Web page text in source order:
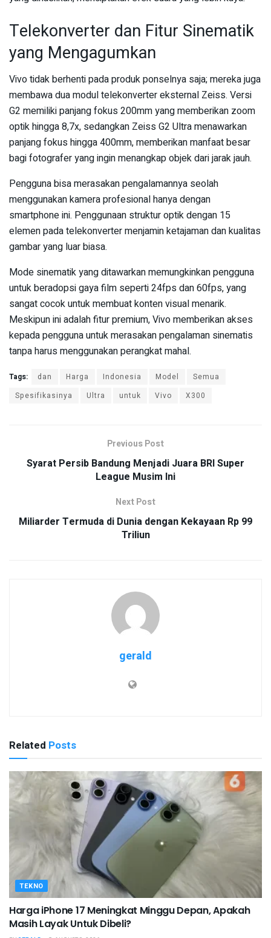
Telekonverter dan Fitur Sinematik
yang Mengagumkan
Vivo tidak berhenti pada produk ponselnya saja; mereka juga
membawa dua modul telekonverter eksternal Zeiss. Versi
G2 memiliki panjang fokus 200mm yang memberikan zoom
optik hingga 8,7x, sedangkan Zeiss G2 Ultra menawarkan
panjang fokus hingga 400mm, memberikan manfaat besar
bagi fotografer yang ingin menangkap objek dari jarak jauh.
Pengguna bisa merasakan pengalamannya seolah
menggunakan kamera profesional hanya dengan
smartphone ini. Penggunaan struktur optik dengan 15
elemen pada telekonverter menjamin ketajaman dan kualitas
gambar yang luar biasa.
Mode sinematik yang ditawarkan memungkinkan pengguna
untuk beradopsi gaya film seperti 24fps dan 60fps, yang
sangat cocok untuk membuat konten visual menarik.
Meskipun ini adalah fitur premium, Vivo memberikan akses
kepada pengguna untuk merasakan pengalaman sinematis
tanpa harus menggunakan perangkat mahal.
Tags: dan Harga Indonesia Model
Semua
Spesifikasinya
Ultra untuk Vivo X300
Previous Post
Syarat Persib Bandung Menjadi Juara BRI Super
League Musim Ini
Next Post
Miliarder Termuda di Dunia dengan Kekayaan Rp 99
Triliun
gerald
Related Posts
TEKNO
Harga iPhone 17 Meningkat Minggu Depan, Apakah
Masih Layak Untuk Dibeli?